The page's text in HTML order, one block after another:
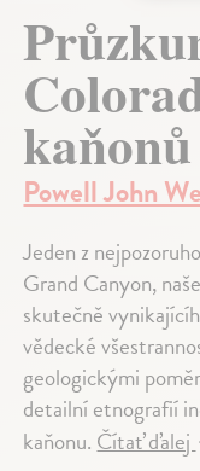
kaňonů
Powell John
Jeden z
Grand Canyon,
skutečně
vědecké
geologickými
detailní etnografií
kaňonu.Čítať ďalej